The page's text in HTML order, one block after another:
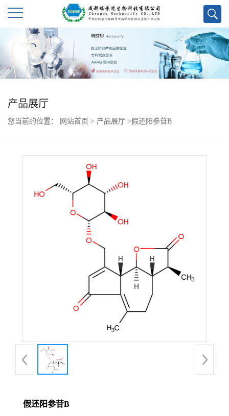
产
产品展厅
您当前的位置： 网站首页 > 产品展厅 >假还阳参苷B
假还阳参苷B